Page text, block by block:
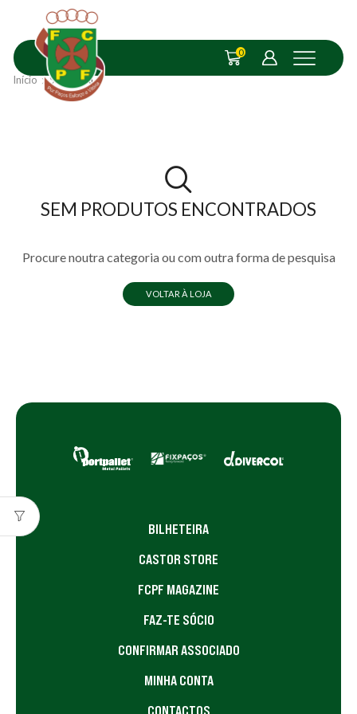
0
Início Shop XL
SEM PRODUTOS ENCONTRADOS
Procure noutra categoria ou com outra forma de pesquisa
VOLTAR À LOJA
BILHETEIRA
CASTOR STORE
FCPF MAGAZINE
FAZ-TE SÓCIO
CONFIRMAR ASSOCIADO
MINHA CONTA
CONTACTOS